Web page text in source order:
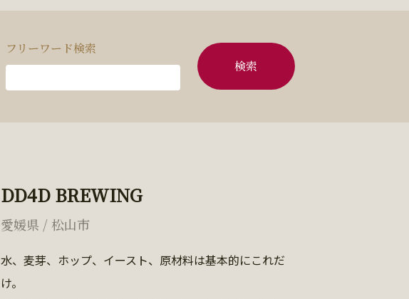
フリーワード検索
検索
DD4D BREWING
愛媛県 / 松山市
水、麦芽、ホップ、イースト、原材料は基本的にこれだ
け。